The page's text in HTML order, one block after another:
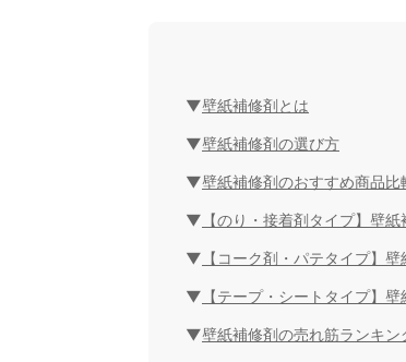
壁紙補修剤とは
壁紙補修剤の選び方
壁紙補修剤のおすすめ商品比
【のり・接着剤タイプ】壁
【コーク剤・パテタイプ】
【テープ・シートタイプ】
壁紙補修剤の売れ筋ランキン